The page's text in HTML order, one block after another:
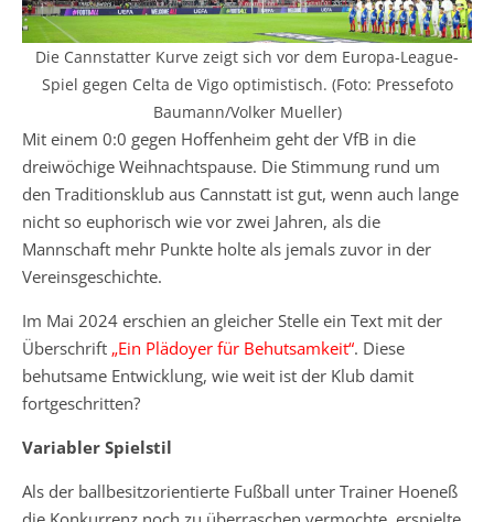
Die Cannstatter Kurve zeigt sich vor dem Europa-League-
Spiel gegen Celta de Vigo optimistisch. (Foto: Pressefoto
Baumann/Volker Mueller)
Mit einem 0:0 gegen Hoffenheim geht der VfB in die
dreiwöchige Weihnachtspause. Die Stimmung rund um
den Traditionsklub aus Cannstatt ist gut, wenn auch lange
nicht so euphorisch wie vor zwei Jahren, als die
Mannschaft mehr Punkte holte als jemals zuvor in der
Vereinsgeschichte.
Im Mai 2024 erschien an gleicher Stelle ein Text mit der
Überschrift „Ein Plädoyer für Behutsamkeit“. Diese
behutsame Entwicklung, wie weit ist der Klub damit
fortgeschritten?
Variabler Spielstil
Als der ballbesitzorientierte Fußball unter Trainer Hoeneß